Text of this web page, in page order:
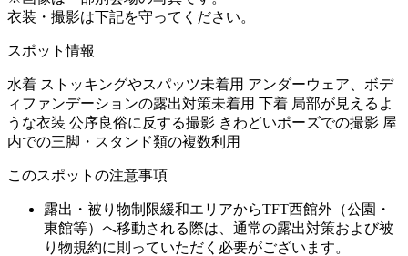
衣装・撮影は下記を守ってください。
スポット情報
水着 ストッキングやスパッツ未着用 アンダーウェア、ボデ
ィファンデーションの露出対策未着用 下着 局部が見えるよ
うな衣装 公序良俗に反する撮影 きわどいポーズでの撮影 屋
内での三脚・スタンド類の複数利用
このスポットの注意事項
露出・被り物制限緩和エリアからTFT西館外（公園・
東館等）へ移動される際は、通常の露出対策および被
り物規約に則っていただく必要がございます。